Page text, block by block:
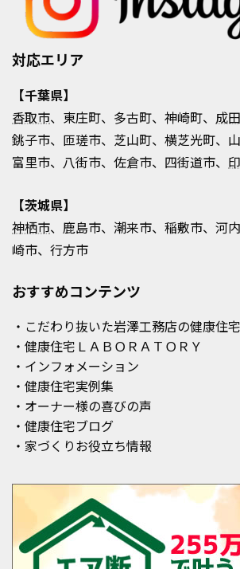
対応エリア
【千葉県】
香取市、東庄町、多古町、神崎町、 成
銚子市、匝瑳市、芝山町、横芝光町、
富里市、八街市、佐倉市、四街道市、
【茨城県】
神栖市、鹿島市、潮来市、稲敷市、河
崎市、行方市
おすすめコンテンツ
・こだわり抜いた岩澤工務店の健康住宅
・健康住宅ＬＡＢＯＲＡＴＯＲＹ
・インフォメーション
・健康住宅実例集
・オーナー様の喜びの声
・健康住宅ブログ
・家づくりお役立ち情報